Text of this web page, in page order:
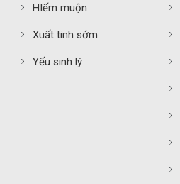
HIếm muộn
Xuất tinh sớm
Yếu sinh lý